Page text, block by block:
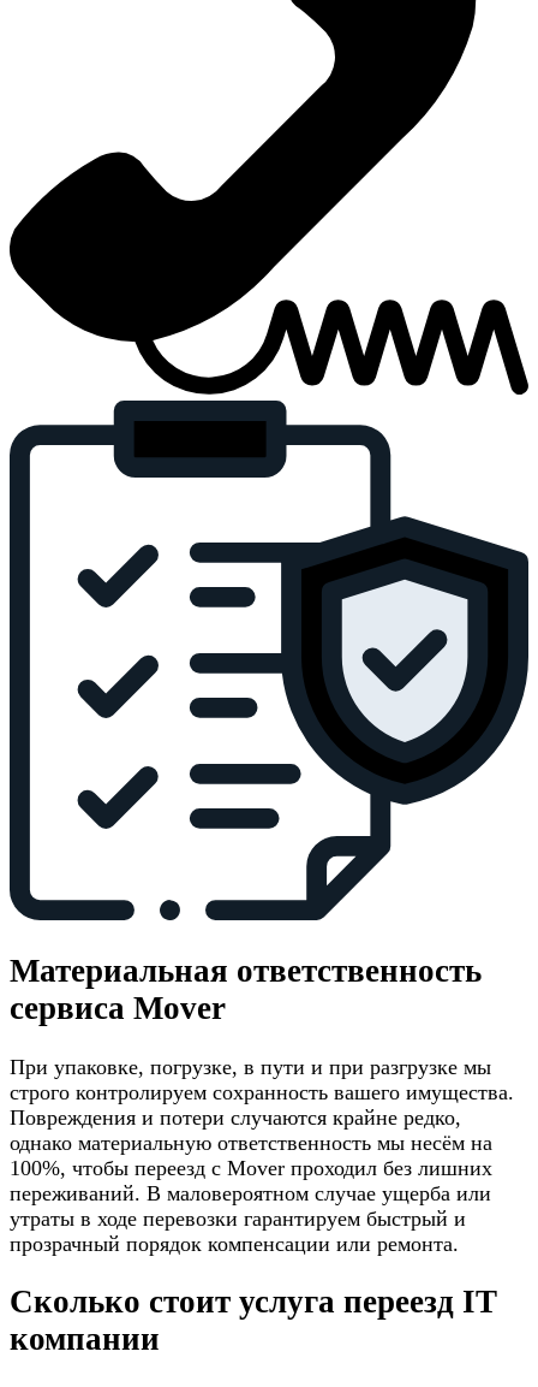
Материальная ответственность
сервиса Mover
При упаковке, погрузке, в пути и при разгрузке мы
строго контролируем сохранность вашего имущества.
Повреждения и потери случаются крайне редко,
однако материальную ответственность мы несём на
100%, чтобы переезд с Mover проходил без лишних
переживаний. В маловероятном случае ущерба или
утраты в ходе перевозки гарантируем быстрый и
прозрачный порядок компенсации или ремонта.
Сколько стоит услуга переезд IT
компании